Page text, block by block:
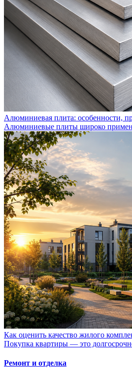
Алюминиевая плита: особенности,
Алюминиевые плиты широко
Как оценить качество жилого
Покупка квартиры — это
Ремонт и отделка